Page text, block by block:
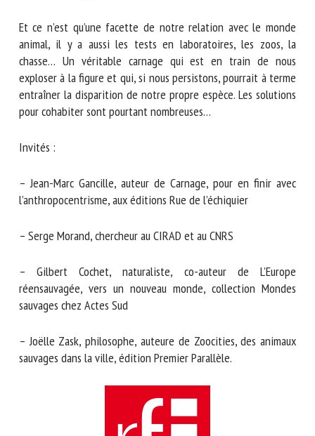
Et ce n’est qu’une facette de notre relation avec le monde
animal, il y a aussi les tests en laboratoires, les zoos, la
chasse… Un véritable carnage qui est en train de nous
exploser à la figure et qui, si nous persistons, pourrait à
terme entraîner la disparition de notre propre espèce. Les
solutions pour cohabiter sont pourtant nombreuses…
Invités :
– Jean-Marc Gancille, auteur de Carnage, pour en finir avec
l’anthropocentrisme, aux éditions Rue de l’échiquier
– Serge Morand, chercheur au CIRAD et au CNRS
– Gilbert Cochet, naturaliste, co-auteur de L’Europe
réensauvagée, vers un nouveau monde, collection Mondes
sauvages chez Actes Sud
– Joëlle Zask, philosophe, auteure de Zoocities, des animaux
sauvages dans la ville, édition Premier Parallèle.
E-mail *
En soumettant ce formulaire, j'accepte que les
relation avec le CNR BEA. *